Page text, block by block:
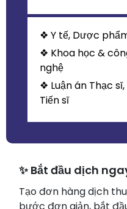
❖ Y tế, Dược
❖ Khoa học &
nghệ
❖ Luận án Thạc sĩ,
Tiến sĩ
✨ Bắt đầu dịch
Tạo đơn hàng dịch